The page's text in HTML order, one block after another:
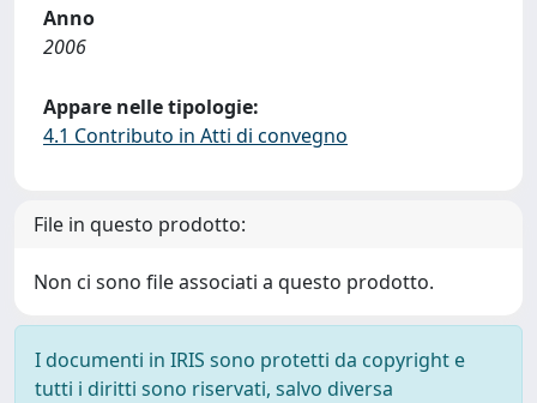
Anno
2006
Appare nelle tipologie:
4.1 Contributo in Atti di convegno
File in questo prodotto:
Non ci sono file associati a questo prodotto.
I documenti in IRIS sono protetti da copyright e
tutti i diritti sono riservati, salvo diversa